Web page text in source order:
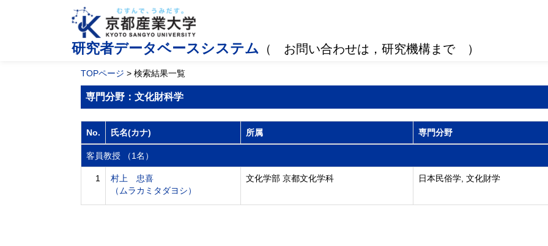
研究者データベースシステム （ お問い合わせは，研究機構まで ）
TOPページ > 検索結果一覧
専門分野：文化財科学
No. 氏名(カナ) 所属 専門分野
客員教授 （1名）
1
村上 忠喜
（ムラカミタダヨシ）
文化学部 京都文化学科 日本民俗学, 文化財学